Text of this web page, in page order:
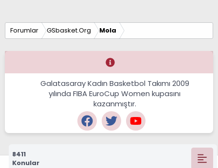
Forumlar GSbasket.Org Mola
Galatasaray Kadın Basketbol Takımı 2009
yılında FIBA EuroCup Women kupasını
kazanmıştır.
8411
Konular